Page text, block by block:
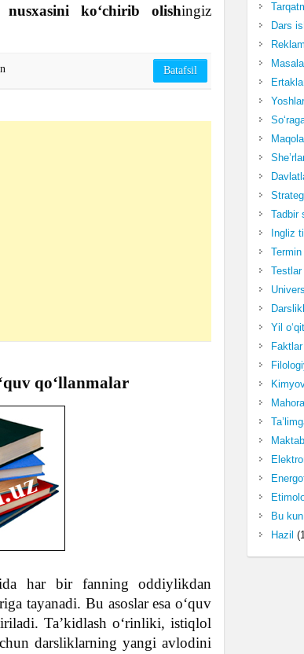
ko‘chirib olishingiz
Batafsil
qo‘llanmalar
har bir fanning oddiylikdan
tayanadi. Bu asoslar esa o‘quv
Ta’kidlash o‘rinliki, istiqlol
darsliklarning yangi avlodini
Dars
Tadbir
Ingliz
Testlar
Yil
Faktlar
Bu
Hazil